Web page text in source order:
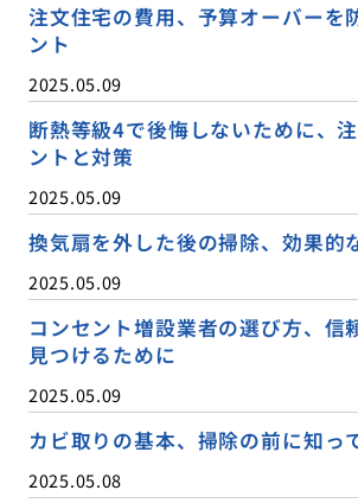
注文住宅の費用、予算オーバーを
ント
2025.05.09
断熱等級4で後悔しないために、
ントと対策
2025.05.09
換気扇を外した後の掃除、効果的
2025.05.09
コンセント増設業者の選び方、信
見つけるために
2025.05.09
カビ取りの基本、掃除の前に知っ
2025.05.08